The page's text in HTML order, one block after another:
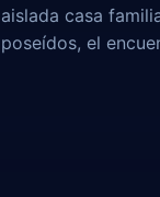
aislada casa
poseídos, el